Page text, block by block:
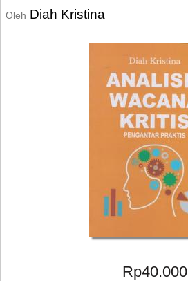
Oleh Diah Kristina
Rp40.000